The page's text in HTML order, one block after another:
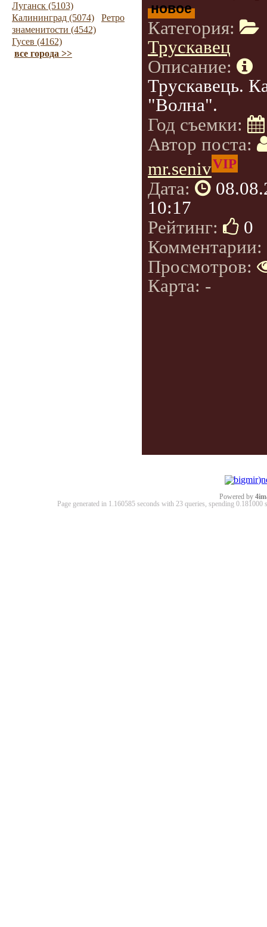
Луганск (5103)
Калининград (5074)
Ретро
знаменитости (4542)
Гусев (4162)
все города >>
новое
Категория:
Трускавец
Описание:
Трускавець.
"Волна".
Год съемки:
Автор поста:
mr.senivVIP
Дата:
10:17
Рейтинг:
0
Комментарии:
Просмотров:
Карта: -
Powered by
Page generated in 1.160585 seconds with 23 queries, spending